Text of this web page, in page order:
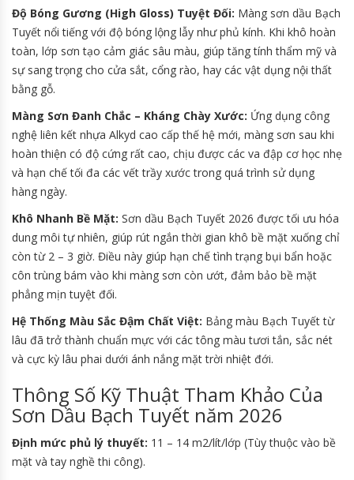
Độ Bóng Gương (High Gloss) Tuyệt Đối: Màng sơn dầu Bạch
Tuyết nổi tiếng với độ bóng lộng lẫy như phủ kính. Khi khô hoàn
toàn, lớp sơn tạo cảm giác sâu màu, giúp tăng tính thẩm mỹ và
sự sang trọng cho cửa sắt, cổng rào, hay các vật dụng nội thất
bằng gỗ.
Màng Sơn Đanh Chắc – Kháng Chày Xước: Ứng dụng công
nghệ liên kết nhựa Alkyd cao cấp thế hệ mới, màng sơn sau khi
hoàn thiện có độ cứng rất cao, chịu được các va đập cơ học nhẹ
và hạn chế tối đa các vết trầy xước trong quá trình sử dụng
hàng ngày.
Khô Nhanh Bề Mặt: Sơn dầu Bạch Tuyết 2026 được tối ưu hóa
dung môi tự nhiên, giúp rút ngắn thời gian khô bề mặt xuống chỉ
còn từ 2 – 3 giờ. Điều này giúp hạn chế tình trạng bụi bẩn hoặc
côn trùng bám vào khi màng sơn còn ướt, đảm bảo bề mặt
phẳng mịn tuyệt đối.
Hệ Thống Màu Sắc Đậm Chất Việt: Bảng màu Bạch Tuyết từ
lâu đã trở thành chuẩn mực với các tông màu tươi tắn, sắc nét
và cực kỳ lâu phai dưới ánh nắng mặt trời nhiệt đới.
Thông Số Kỹ Thuật Tham Khảo Của
Sơn Dầu Bạch Tuyết năm 2026
Định mức phủ lý thuyết: 11 – 14 m2/lít/lớp (Tùy thuộc vào bề
mặt và tay nghề thi công).